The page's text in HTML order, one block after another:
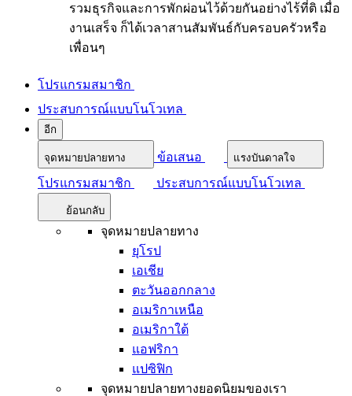
รวมธุรกิจและการพักผ่อนไว้ด้วยกันอย่างไร้ที่ติ เมื่อ
งานเสร็จ ก็ได้เวลาสานสัมพันธ์กับครอบครัวหรือ
เพื่อนๆ
โปรแกรมสมาชิก
ประสบการณ์แบบโนโวเทล
อีก
จุดหมายปลายทาง ข้อเสนอ แรงบันดาลใจ
โปรแกรมสมาชิก ประสบการณ์แบบโนโวเทล
ย้อนกลับ
จุดหมายปลายทาง
ยุโรป
เอเชีย
ตะวันออกกลาง
อเมริกาเหนือ
อเมริกาใต้
แอฟริกา
แปซิฟิก
จุดหมายปลายทางยอดนิยมของเรา